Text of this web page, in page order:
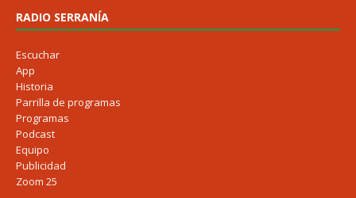
RADIO SERRANÍA
Escuchar
App
Historia
Parrilla de programas
Programas
Podcast
Equipo
Publicidad
Zoom 25